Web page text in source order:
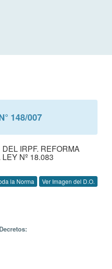
148/007
IRPF. REFORMA
Nº 18.083
la Norma Ver Imagen del D.O.